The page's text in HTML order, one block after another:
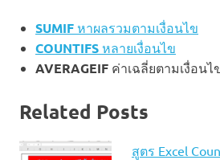
SUMIF หาผลรวมตามเงื่อนไข
COUNTIFS หลายเงื่อนไข
AVERAGEIF ค่าเฉลี่ยตามเงื่อนไ
Related Posts
สูตร Excel